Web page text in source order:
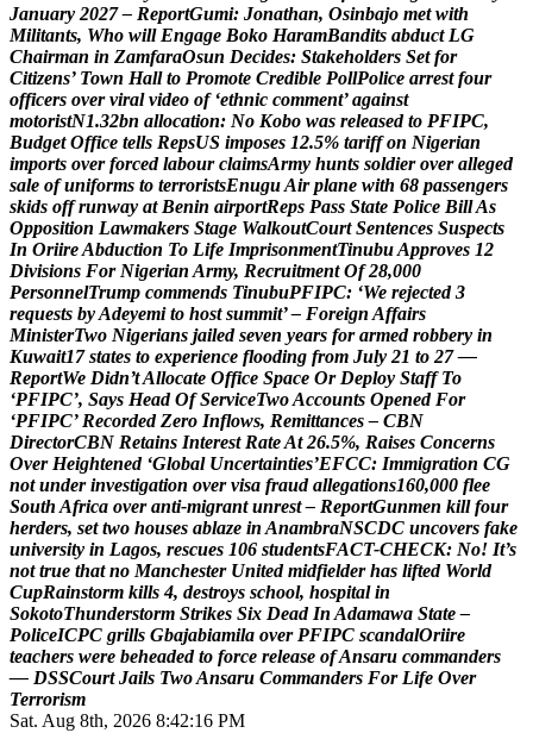
January 2027 – ReportGumi: Jonathan, Osinbajo met with
Militants, Who will Engage Boko HaramBandits abduct LG
Chairman in ZamfaraOsun Decides: Stakeholders Set for
Citizens’ Town Hall to Promote Credible PollPolice arrest four
officers over viral video of ‘ethnic comment’ against
motoristN1.32bn allocation: No Kobo was released to PFIPC,
Budget Office tells RepsUS imposes 12.5% tariff on Nigerian
imports over forced labour claimsArmy hunts soldier over alleged
sale of uniforms to terroristsEnuguAir plane with 68 passengers
skids off runway at Benin airportReps Pass State Police BillAs
Opposition Lawmakers Stage WalkoutCourt Sentences Suspects
In OriireAbduction To Life ImprisonmentTinubuApproves 12
Divisions For Nigerian Army, Recruitment Of 28,000
PersonnelTrump commends TinubuPFIPC: ‘We rejected 3
requests byAdeyemi to host summit’ – Foreign Affairs
MinisterTwo Nigerians jailed seven years for armed robbery in
Kuwait17 states to experience flooding from July 21 to 27 —
ReportWe Didn’tAllocate Office Space Or Deploy Staff To
‘PFIPC’, Says Head Of ServiceTwoAccounts Opened For
‘PFIPC’ Recorded Zero Inflows, Remittances – CBN
DirectorCBN Retains Interest RateAt 26.5%, Raises Concerns
Over Heightened ‘Global Uncertainties’EFCC: Immigration CG
not under investigation over visa fraud allegations160,000 flee
South Africa over anti-migrant unrest – ReportGunmen kill four
herders, set two houses ablaze in AnambraNSCDC uncovers fake
university in Lagos, rescues 106 studentsFACT-CHECK: No! It’s
not true that no Manchester United midfielder has lifted World
CupRainstorm kills 4, destroys school, hospital in
SokotoThunderstorm Strikes Six Dead In Adamawa State –
PoliceICPC grills Gbajabiamila over PFIPC scandalOriire
teachers were beheaded to force release ofAnsaru commanders
— DSSCourt Jails TwoAnsaru Commanders For Life Over
Terrorism
Sat. Aug 8th, 2026 8:42:17 PM